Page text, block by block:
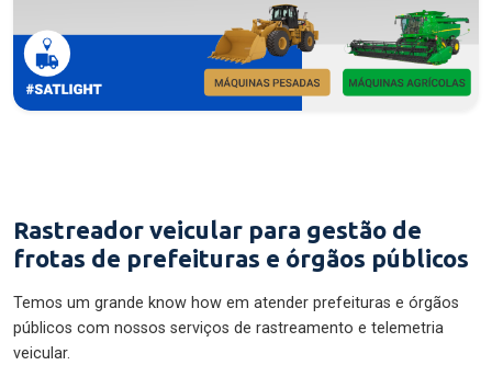
Rastreador veicular para gestão de
frotas de prefeituras e órgãos públicos
Temos um grande know how em atender prefeituras e órgãos
públicos com nossos serviços de rastreamento e telemetria
veicular.